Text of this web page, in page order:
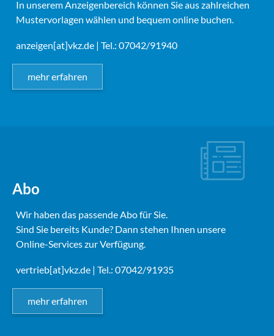
In unserem Anzeigenbereich können Sie aus zahlreichen
Mustervorlagen wählen und bequem online buchen.
anzeigen[at]vkz.de | Tel.: 07042/91940
mehr erfahren
Abo
Wir haben das passende Abo für Sie.
Sind Sie bereits Kunde? Dann stehen Ihnen unsere
Online-Services zur Verfügung.
vertrieb[at]vkz.de | Tel.: 07042/91935
mehr erfahren